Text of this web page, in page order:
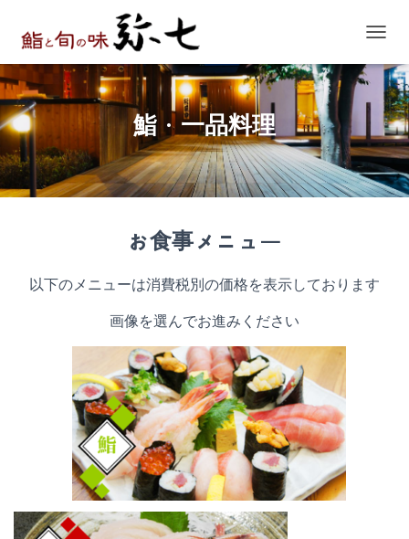
ビ
ゲ
ー
シ
ョ
ン
を
切
鮨・一品料理
お食事メニュー
以下のメニューは消費税別の価格を表示しております
画像を選んでお進みください